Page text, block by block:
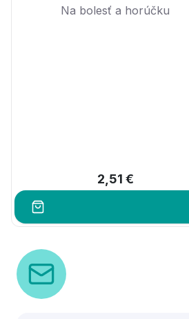
Na bolesť a horúčku
2,51 €